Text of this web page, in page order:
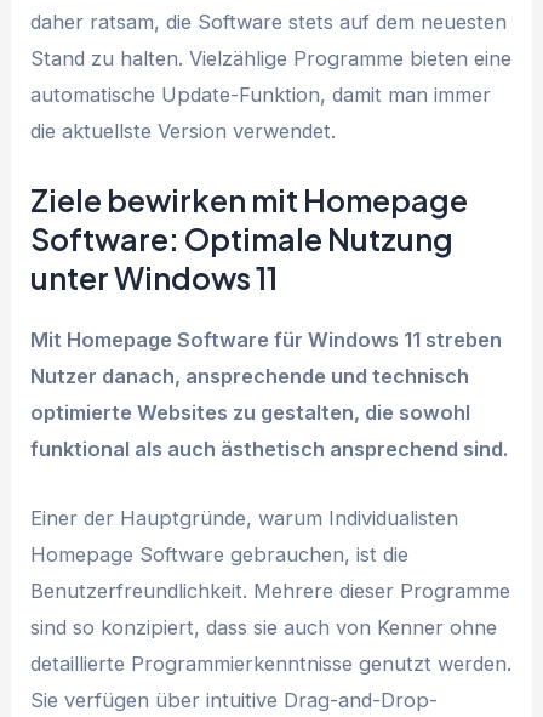
daher ratsam, die Software stets auf dem neuesten
Stand zu halten. Vielzählige Programme bieten eine
automatische Update-Funktion, damit man immer
die aktuellste Version verwendet.
Ziele bewirken mit Homepage
Software: Optimale Nutzung
unter Windows 11
Mit Homepage Software für Windows 11 streben
Nutzer danach, ansprechende und technisch
optimierte Websites zu gestalten, die sowohl
funktional als auch ästhetisch ansprechend sind.
Einer der Hauptgründe, warum Individualisten
Homepage Software gebrauchen, ist die
Benutzerfreundlichkeit. Mehrere dieser Programme
sind so konzipiert, dass sie auch von Kenner ohne
detaillierte Programmierkenntnisse genutzt werden.
Sie verfügen über intuitive Drag-and-Drop-